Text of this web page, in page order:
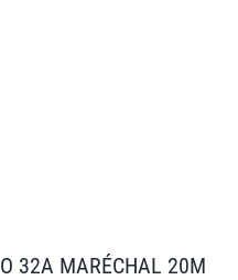
32A MARÉCHAL 20M